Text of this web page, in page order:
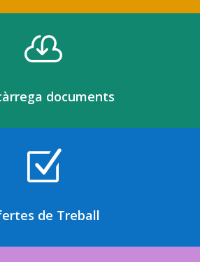

documents
Z
de Treball